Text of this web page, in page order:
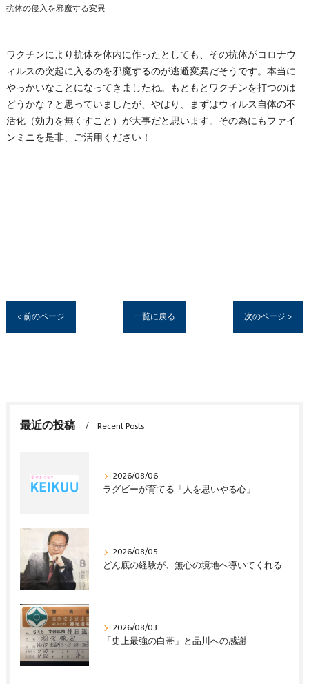
抗体の侵入を邪魔する変異
ワクチンにより抗体を体内に作ったとしても、その抗体がコロナウ
ィルスの突起に入るのを邪魔するのが逃避変異だそうです。本当に
やっかいなことになってきましたね。もともとワクチンを打つのは
どうかな？と思っていましたが、やはり、まずはウィルス自体の不
活化（効力を無くすこと）が大事だと思います。その為にもファイ
ンミニを是非、ご活用ください！
< 前のページ 一覧に戻る 次のページ >
最近の投稿 Recent Posts
2026/08/06
ラグビーが育てる「人を思いやる心」
2026/08/05
どん底の経験が、無心の境地へ導いてくれる
2026/08/03
「史上最強の白帯」と品川への感謝